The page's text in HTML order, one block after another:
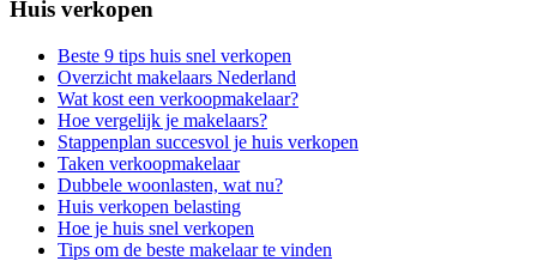
Huis verkopen
Beste 9 tips huis snel verkopen
Overzicht makelaars Nederland
Wat kost een verkoopmakelaar?
Hoe vergelijk je makelaars?
Stappenplan succesvol je huis verkopen
Taken verkoopmakelaar
Dubbele woonlasten, wat nu?
Huis verkopen belasting
Hoe je huis snel verkopen
Tips om de beste makelaar te vinden